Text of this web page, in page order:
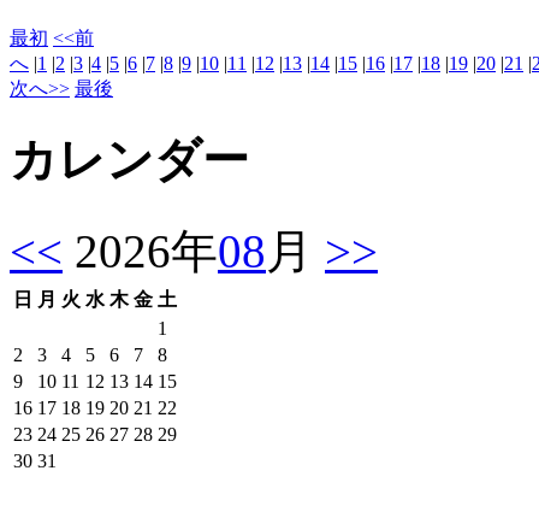
最初 <<前
へ |1 |2 |3 |4 |5 |6 |7 |8 |9 |10 |11 |12 |13 |14 |15 |16 |17 |18 |19 |20 |21 |
次へ>> 最後
カレンダー
<< 2026年08 月 >>
日 月 火 水 木 金 土
1
2
3 4 5 6 7
8
9
10 11 12 13 14 15
16 17 18 19 20 21 22
23 24 25 26 27 28 29
30 31